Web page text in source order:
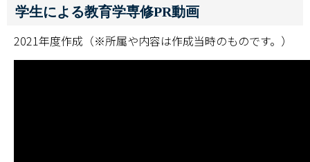
学生による教育学専修PR動画
2021年度作成（※所属や内容は作成当時のものです。）